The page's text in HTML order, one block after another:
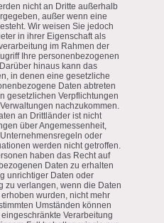
nicht an Dritte außerhalb
außer wenn eine
Wir weisen Sie jedoch
in ihrer Eigenschaft als
im Rahmen der
Ihre personenbezogenen
hinaus kann das
in denen eine gesetzliche
Daten abtreten
gesetzlichen Verpflichtungen
nachzukommen.
an Drittländer ist nicht
über Angemessenheit,
oder
werden nicht getroffen.
haben das Recht auf
Daten zu erhalten
unrichtiger Daten oder
zu verlangen, wenn die Daten
wurden, nicht mehr
Umständen können
Verarbeitung